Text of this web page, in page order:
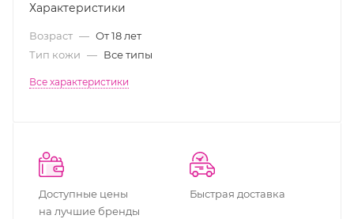
Характеристики
Возраст — От 18 лет
Тип кожи — Все типы
Все характеристики
Доступные цены
на лучшие бренды
Быстрая доставка